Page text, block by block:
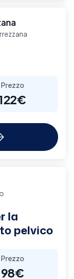
Prezzo
la
pelvico
Prezzo
98€